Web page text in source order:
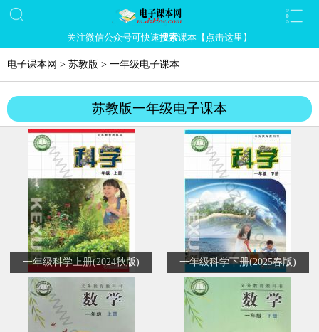
关注微信公众号可快速搜索课本【点击这里】
电子课本网 > 苏教版 > 一年级电子课本
苏教版一年级电子课本
一年级科学上册(2024秋版) 一年级科学下册(2025春版)